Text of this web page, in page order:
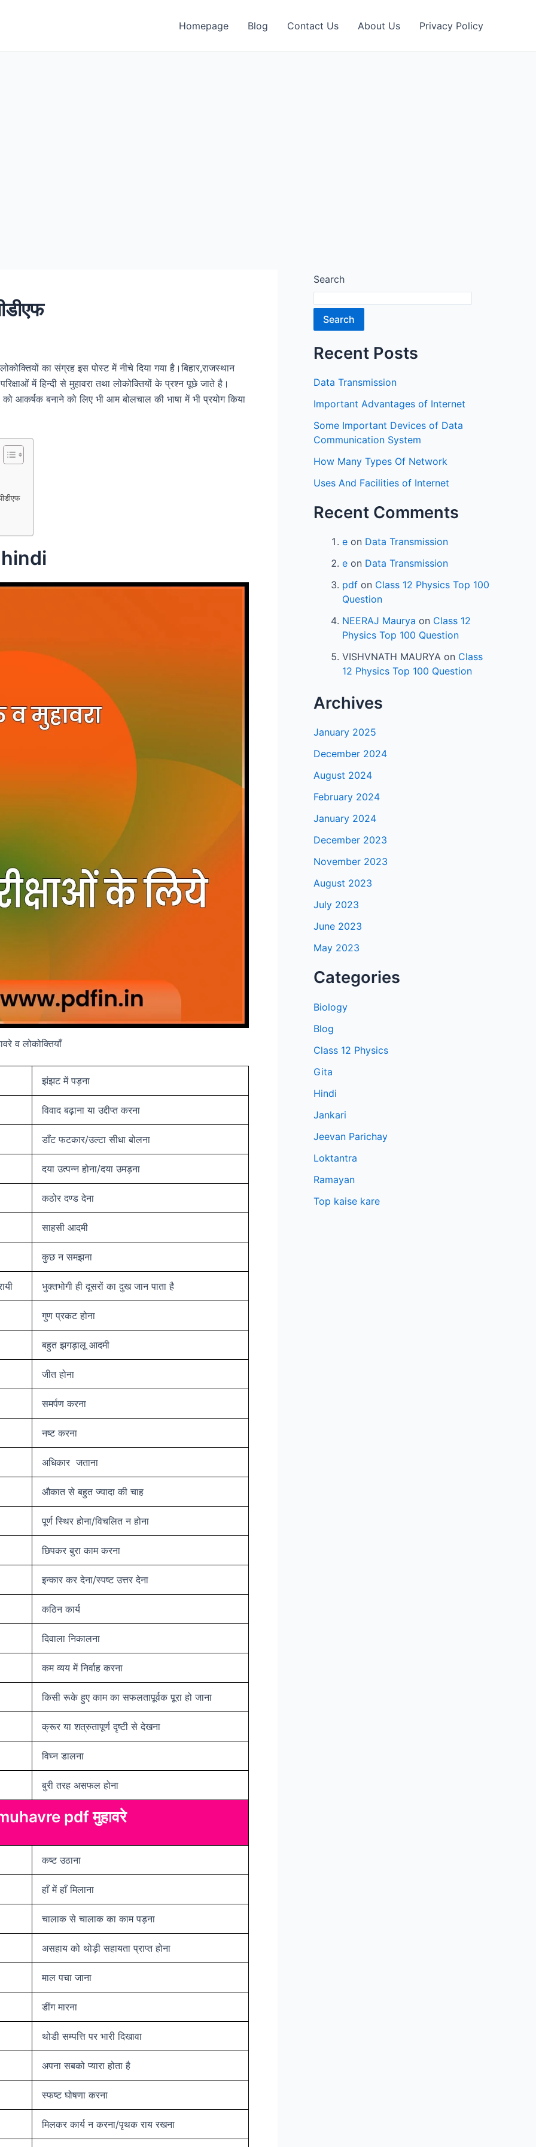
Homepage Blog Contact Us About Us Privacy Policy
का संग्रह इस पोस्ट में नीचे दिया गया है।बिहार,राजस्थान
में हिन्दी से मुहावरा तथा लोकोक्तियों के प्रश्न पूछे जाते है।
आकर्षक बनाने को लिए भी आम बोलचाल की भाषा में भी प्रयोग किया
hindi
व लोकोक्तियाँ
झंझट में पड़ना
विवाद बढ़ाना या उद्दीप्त करना
डाँट फटकार/उल्टा सीधा बोलना
दया उत्पन्न होना/दया उमड़ना
कठोर दण्ड देना
साहसी आदमी
कुछ न समझना
भुक्तभोगी ही दूसरों का दुख जान पाता है
गुण प्रकट होना
बहुत झगड़ालू आदमी
जीत होना
समर्पण करना
नष्ट करना
अधिकार जताना
औकात से बहुत ज्यादा की चाह
पूर्ण स्थिर होना/विचलित न होना
छिपकर बुरा काम करना
इन्कार कर देना/स्पष्ट उत्तर देना
कठिन कार्य
दिवाला निकालना
कम व्यय में निर्वाह करना
किसी रूके हुए काम का सफलतापूर्वक पूरा हो जाना
क्रूर या शत्रुतापूर्ण दृष्टी से देखना
विघ्न डालना
बुरी तरह असफल होना
pdf मुहावरे
कष्ट उठाना
हाँ में हाँ मिलाना
चालाक से चालाक का काम पड़ना
असहाय को थोड़ी सहायता प्राप्त होना
माल पचा जाना
डींग मारना
थोडी सम्पत्ति पर भारी दिखावा
अपना सबको प्यारा होता है
स्फष्ट घोषणा करना
मिलकर कार्य न करना/पृथक राय रखना
Search
Search
Recent Posts
Data Transmission
Important Advantages of Internet
Some Important Devices of Data
Communication System
How Many Types Of Network
Uses And Facilities of Internet
Recent Comments
e on Data Transmission
e on Data Transmission
pdf on Class 12 Physics Top 100
Question
NEERAJ Maurya on Class 12
Physics Top 100 Question
VISHVNATH MAURYA on Class
12 Physics Top 100 Question
Archives
January 2025
December 2024
August 2024
February 2024
January 2024
December 2023
November 2023
August 2023
July 2023
June 2023
May 2023
Categories
Biology
Blog
Class 12 Physics
Gita
Hindi
Jankari
Jeevan Parichay
Loktantra
Ramayan
Top kaise kare